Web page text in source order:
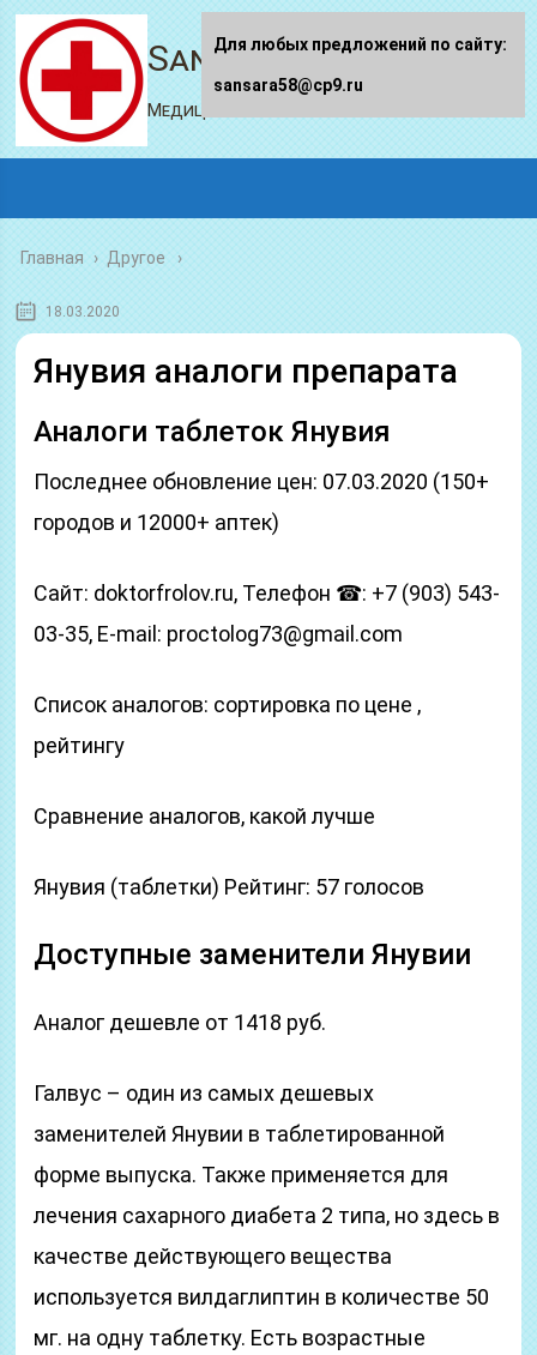
Sansara58.ru
Медицинский портал
Главная › Другое
18.03.2020
Янувия аналоги препарата
Аналоги таблеток Янувия
Последнее обновление цен: 07.03.2020 (150+
городов и 12000+ аптек)
Сайт: doktorfrolov.ru, Телефон ☎: +7 (903) 543-
03-35, E-mail: proctolog73@gmail.com
Список аналогов: сортировка по цене ,
рейтингу
Сравнение аналогов, какой лучше
Янувия (таблетки) Рейтинг: 57 голосов
Доступные заменители Янувии
Аналог дешевле от 1418 руб.
Галвус – один из самых дешевых
заменителей Янувии в таблетированной
форме выпуска. Также применяется для
лечения сахарного диабета 2 типа, но здесь в
качестве действующего вещества
используется вилдаглиптин в количестве 50
мг. на одну таблетку. Есть возрастные
Для любых предложений по сайту:
sansara58@cp9.ru